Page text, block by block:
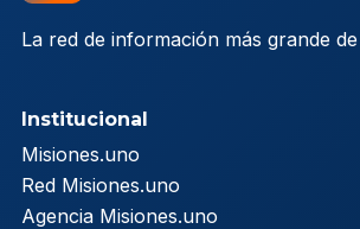
La red de información más grande
Institucional
Misiones.uno
Red Misiones.uno
Agencia Misiones.uno